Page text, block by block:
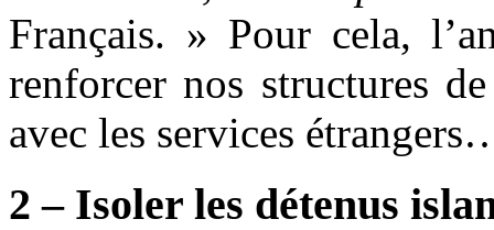
Français. » Pour cela,
renforcer nos structures
avec les services
2 – Isoler les détenus